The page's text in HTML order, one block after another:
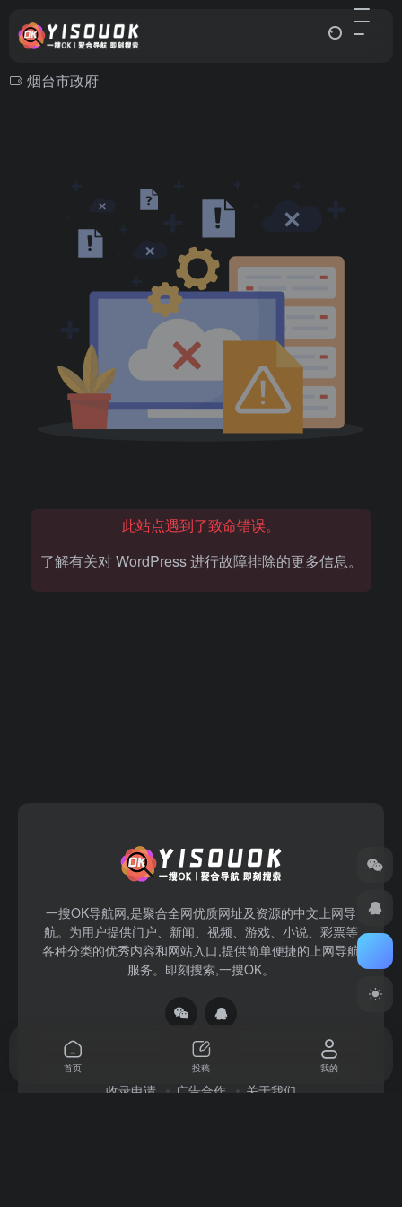
烟台市政府
此站点遇到了致命错误。
了解有关对 WordPress 进行故障排除的更多信息。
一搜OK导航网,是聚合全网优质网址及资源的中文上网导
航。为用户提供门户、新闻、视频、游戏、小说、彩票等
各种分类的优秀内容和网站入口,提供简单便捷的上网导航
服务。即刻搜索,一搜OK。
收录申请 广告合作 关于我们
首页 投稿 我的